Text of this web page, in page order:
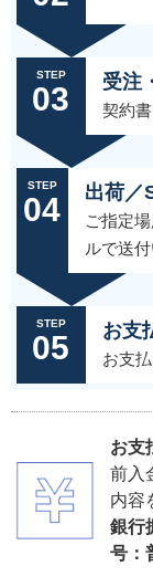
STEP
03 受注
契約
STEP
04 出荷／
ご指定
ルで送付
STEP
05 お支
お支
お支
前入
内容
銀行
号：